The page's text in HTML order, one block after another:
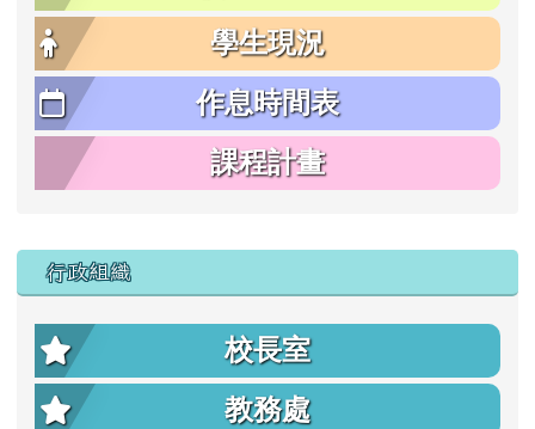
學生現況
作息時間表
課程計畫
行政組織
校長室
教務處